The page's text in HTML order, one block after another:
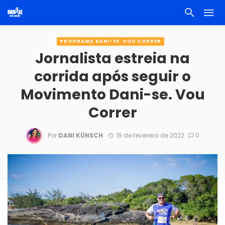
PROGRAMA DANI-SE. VOU CORRER
Jornalista estreia na
corrida após seguir o
Movimento Dani-se. Vou
Correr
Por DANI KÜNSCH 19 de fevereiro de 2022 0